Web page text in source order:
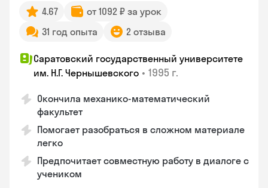
4.67
от 1092 ₽ за урок
31 год опыта
2 отзыва
Саратовский государственный университете
им. Н.Г. Чернышевского • 1995 г.
Окончила механико-математический
факультет
Помогает разобраться в сложном материале
легко
Предпочитает совместную работу в диалоге с
учеником